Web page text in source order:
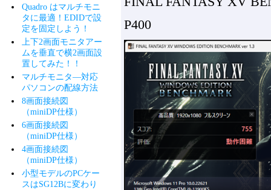
Quadro はマルチモニ
タに最適！EDIDで設
定を固定しよう！
上下2画面モニタアー
ムを垂直で横2画面設
置してみた！！
マルチモニタ―対応
パソコンの配線方法
8画面接続図
（miniDP仕様）
6画面接続図
（miniDP仕様）
4画面接続図
（miniDP仕様）
小型モデルのPCケー
スはSG12Bに変わり
P400